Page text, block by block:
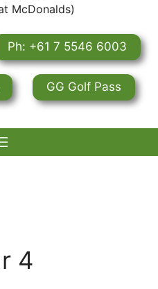
McDonalds)
Ph: +61 7 5546 6003
GG Golf Pass
4